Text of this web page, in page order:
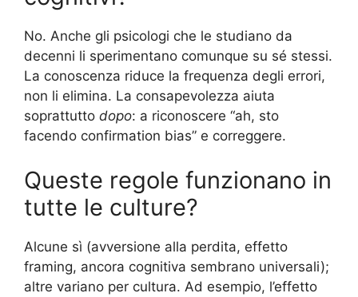
No. Anche gli psicologi che le studiano da
decenni li sperimentano comunque su sé stessi.
La conoscenza riduce la frequenza degli errori,
non li elimina. La consapevolezza aiuta
soprattutto dopo: a riconoscere “ah, sto
facendo confirmation bias” e correggere.
Queste regole funzionano in
tutte le culture?
Alcune sì (avversione alla perdita, effetto
framing, ancora cognitiva sembrano universali);
altre variano per cultura. Ad esempio, l’effetto